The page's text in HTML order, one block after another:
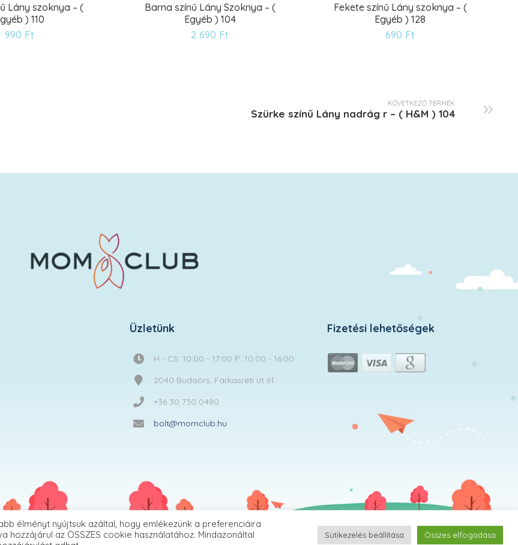
Lány szoknya – (
) 110
990 Ft
Barna színű Lány Szoknya – (
Egyéb ) 104
2 690 FtKívánságlistára
Fekete színű Lány szoknya – (
Egyéb ) 128
690 Ft
KÖVETKEZŐ TERMÉK
Szürke színű Lány nadrág r – ( H&M ) 104
Üzletünk
H - CS: 10:00 - 17:00 P: 10:00 - 16:00
2040 Budaörs, Farkasréti út 61.
+36 30 730 0480
bolt@momclub.hu
Fizetési lehetőségek
MomClub.hu | © 2026 Minden jog fenntartva!
élményt nyújtsuk azáltal, hogy emlékezünk a preferenciáira
az ÖSSZES cookie használatához. Mindazonáltal
Sütikezelés beállítása Összes elfogadása